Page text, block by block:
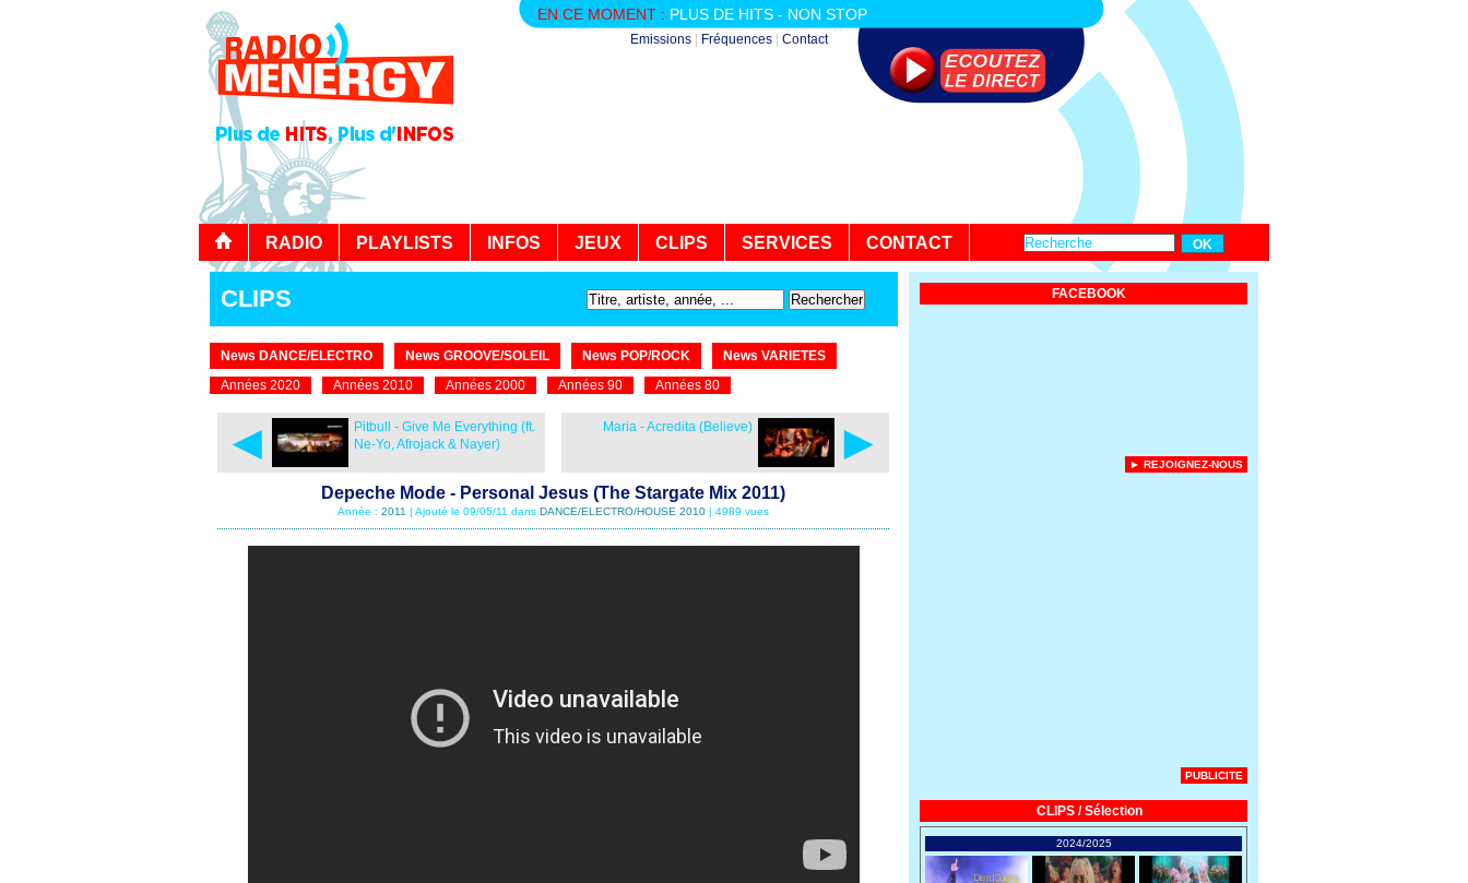
EN CE MOMENT : PLUS DE HITS - NON STOP
Emissions Fréquences Contact
RADIO PLAYLISTS INFOS JEUX CLIPS SERVICES CONTACT
CLIPS
News DANCE/ELECTRO News GROOVE/SOLEIL News POP/ROCK
News VARIETES
Années 2020
Années 2010 Années 2000 Années 90 Années 80
◄
Pitbull - Give Me Everything (ft.
Ne-Yo, Afrojack & Nayer)
►
Maria - Acredita (Believe)
Depeche Mode - Personal Jesus (The Stargate Mix 2011)
Année : 2011 | Ajouté le 09/05/11 dans DANCE/ELECTRO/HOUSE 2010 | 4989 vues
FACEBOOK
► REJOIGNEZ-NOUS
PUBLICITE
CLIPS / Sélection
2024/2025